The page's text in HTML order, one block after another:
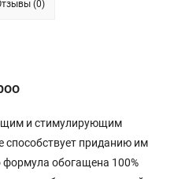
(0)
и стимулирующим
способствует приданию им
формула обогащена 100%